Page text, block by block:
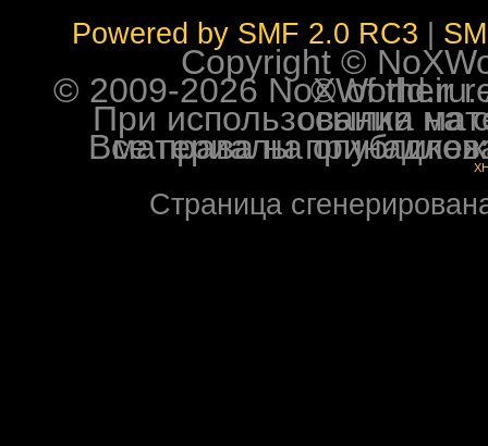
Powered by SMF 2.0 RC3
Copyright ©
© 2009-2026 NoXWorld.ru. All
При использовании
Все права на опубликованные на форуме
Страница